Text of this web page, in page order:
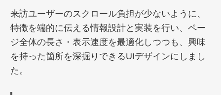
来訪ユーザーのスクロール負担が少ないように、
特徴を端的に伝える情報設計と実装を行い、ペー
ジ全体の長さ・表示速度を最適化しつつも、興味
を持った箇所を深掘りできるUIデザインにしまし
た。